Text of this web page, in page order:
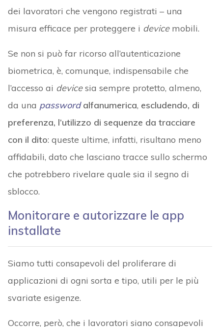
dei lavoratori che vengono registrati – una
misura efficace per proteggere i devicemobili.
Se non si può far ricorso all’autenticazione
biometrica, è, comunque, indispensabile che
l’accesso ai devicesia sempre protetto, almeno,
da una passwordalfanumerica, escludendo, di
preferenza, l’utilizzo di sequenze da tracciare
con il dito: queste ultime, infatti, risultano meno
affidabili, dato che lasciano tracce sullo schermo
che potrebbero rivelare quale sia il segno di
sblocco.
Monitorare e autorizzare le app
installate
Siamo tutti consapevoli del proliferare di
applicazioni di ogni sorta e tipo, utili per le più
svariate esigenze.
Occorre, però, che i lavoratori siano consapevoli